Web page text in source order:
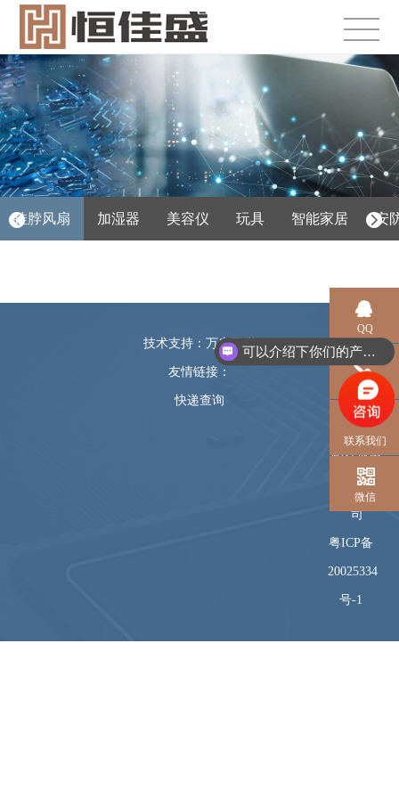
挂脖风扇 加湿器 美容仪 玩具 智能家居 安
技术支持：万广互联
友情链接：
快递查询
© 深圳市
恒佳盛电
子有限公
司
粤ICP备
20025334
号-1
QQ
电话
联系我们
微信
可以介绍下你们的产品么？